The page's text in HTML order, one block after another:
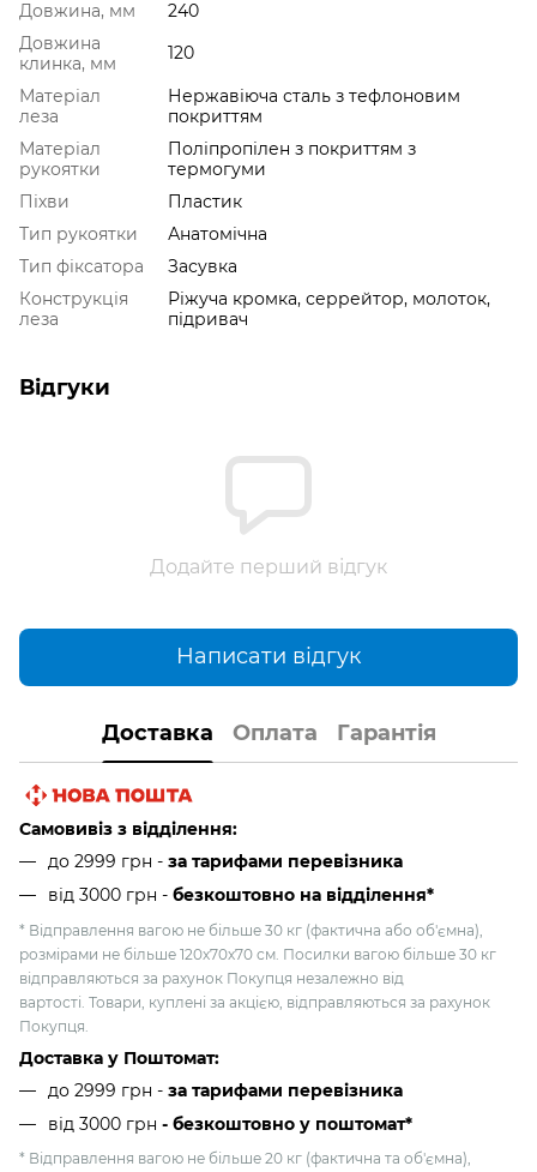
Довжина, мм
240
Довжина
клинка, мм
120
Матеріал
леза
Нержавіюча сталь з тефлоновим
покриттям
Матеріал
рукоятки
Поліпропілен з покриттям з
термогуми
Піхви
Пластик
Тип рукоятки
Анатомічна
Тип фіксатора
Засувка
Конструкція
леза
Ріжуча кромка, серрейтор, молоток,
підривач
Відгуки
Додайте перший відгук
Написати відгук
Доставка Оплата Гарантія
Самовивіз з відділення:
до 2999 грн - за тарифами перевізника
від 3000 грн - безкоштовно на відділення*
* Відправлення вагою не більше 30 кг (фактична або об'ємна),
розмірами не більше 120х70х70 см. Посилки вагою більше 30 кг
відправляються за рахунок Покупця незалежно від
вартості. Товари, куплені за акцією, відправляються за рахунок
Покупця.
Доставка у Поштомат:
до 2999 грн - за тарифами перевізника
від 3000 грн - безкоштовно у поштомат*
* Відправлення вагою не більше 20 кг (фактична та об'ємна),